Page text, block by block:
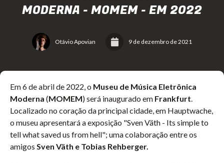
MODERNA - MOMEM - EM 2022
Otávio Apovian 9 de dezembro de 2021
Em 6 de abril de 2022, o Museu de Música Eletrônica
Moderna (MOMEM) será inaugurado em Frankfurt.
Localizado no coração da principal cidade, em Hauptwache,
o museu apresentará a exposição "Sven Väth - Its simple to
tell what saved us from hell"; uma colaboração entre os
amigos Sven Väth e Tobias Rehberger.